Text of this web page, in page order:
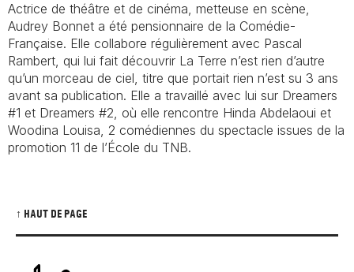
Actrice de théâtre et de cinéma, metteuse en scène,
Audrey Bonnet a été pensionnaire de la Comédie-
Française. Elle collabore régulièrement avec Pascal
Rambert, qui lui fait découvrir La Terre n’est rien d’autre
qu’un morceau de ciel, titre que portait rien n’est su 3 ans
avant sa publication. Elle a travaillé avec lui sur Dreamers
#1 et Dreamers #2, où elle rencontre Hinda Abdelaoui et
Woodina Louisa, 2 comédiennes du spectacle issues de la
promotion 11 de l’École du TNB.
↑ HAUT DE PAGE